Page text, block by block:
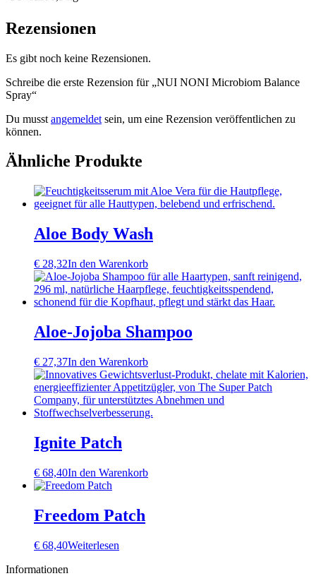
Rezensionen
Es gibt noch keine Rezensionen.
Schreibe die erste Rezension für „NUI NONI Microbiom Balance
Spray“
Du musst angemeldet sein, um eine Rezension veröffentlichen zu
können.
Ähnliche Produkte
Aloe Body Wash
€ 28,32In den Warenkorb
Aloe-Jojoba Shampoo
€ 27,37In den Warenkorb
Ignite Patch
€ 68,40In den Warenkorb
Freedom Patch
€ 68,40Weiterlesen
Informationen